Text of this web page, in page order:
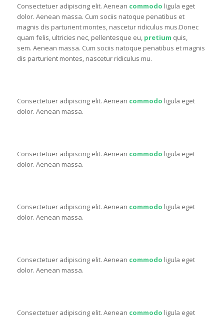
Consectetuer adipiscing elit. Aenean commodo ligula eget
dolor. Aenean massa. Cum sociis natoque penatibus et
magnis dis parturient montes, nascetur ridiculus mus.Donec
quam felis, ultricies nec, pellentesque eu, pretium quis,
sem. Aenean massa. Cum sociis natoque penatibus et magnis
dis parturient montes, nascetur ridiculus mu.
Consectetuer adipiscing elit. Aenean commodo ligula eget
dolor. Aenean massa.
Consectetuer adipiscing elit. Aenean commodo ligula eget
dolor. Aenean massa.
Consectetuer adipiscing elit. Aenean commodo ligula eget
dolor. Aenean massa.
Consectetuer adipiscing elit. Aenean commodo ligula eget
dolor. Aenean massa.
Consectetuer adipiscing elit. Aenean commodo ligula eget